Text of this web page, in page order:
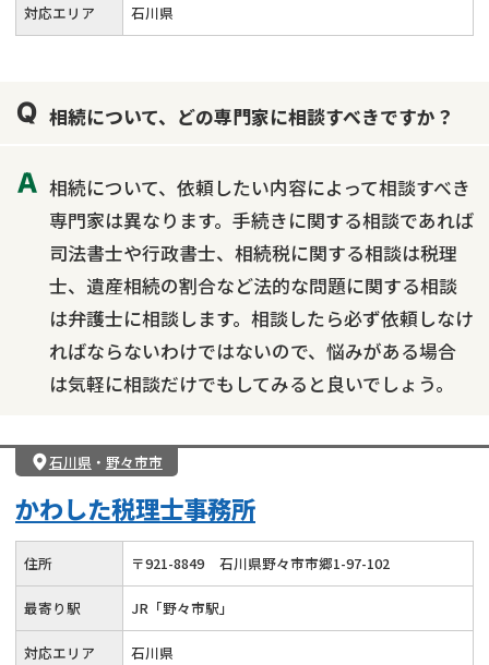
対応エリア 石川県
相続について、どの専門家に相談すべきですか？
相続について、依頼したい内容によって相談すべき
専門家は異なります。手続きに関する相談であれば
司法書士や行政書士、相続税に関する相談は税理
士、遺産相続の割合など法的な問題に関する相談
は弁護士に相談します。相談したら必ず依頼しなけ
ればならないわけではないので、悩みがある場合
は気軽に相談だけでもしてみると良いでしょう。
石川県 ・ 野々市市
かわした税理士事務所
住所 〒921-8849 石川県野々市市郷1-97-102
最寄り駅 JR「野々市駅」
対応エリア 石川県